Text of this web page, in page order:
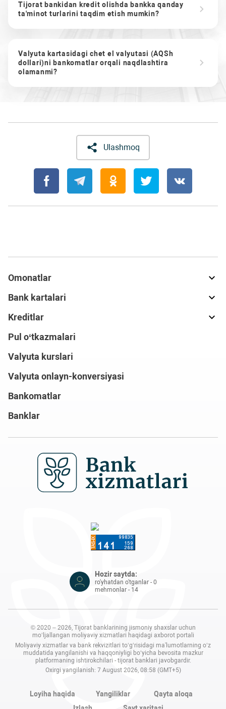
Tijorat bankidan kredit olishda bankka qanday
ta'minot turlarini taqdim etish mumkin?
Valyuta kartasidagi chet el valyutasi (AQSh
dollari)ni bankomatlar orqali naqdlashtira
olamanmi?
Ulashmoq
Omonatlar
Bank kartalari
Kreditlar
Pul o‘tkazmalari
Valyuta kurslari
Valyuta onlayn-konversiyasi
Bankomatlar
Banklar
Hozir saytda:
ro'yhatdan o'tganlar - 0
mehmonlar - 14
© 2020 – 2026, Tijorat banklarining jismoniy shaxslar uchun
mo‘ljallangan moliyaviy xizmatlari haqidagi axborot portali
Moliyaviy xizmatlar va bank rekvizitlari to‘g‘risidagi ma'lumotlarning o‘z
muddatida yangilanishi va haqqoniyligi bo‘yicha bevosita mazkur
platformaning ishtirokchilari - tijorat banklari javobgardir.
Oxirgi yangilanish: 7 August 2026, 08:58 (GMT+5)
Loyiha haqida Yangiliklar
Qayta aloqa